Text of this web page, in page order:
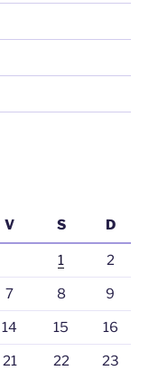
V S D
1 2
7 8 9
14 15 16
21 22 23